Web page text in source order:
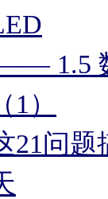
1.5
）
21问